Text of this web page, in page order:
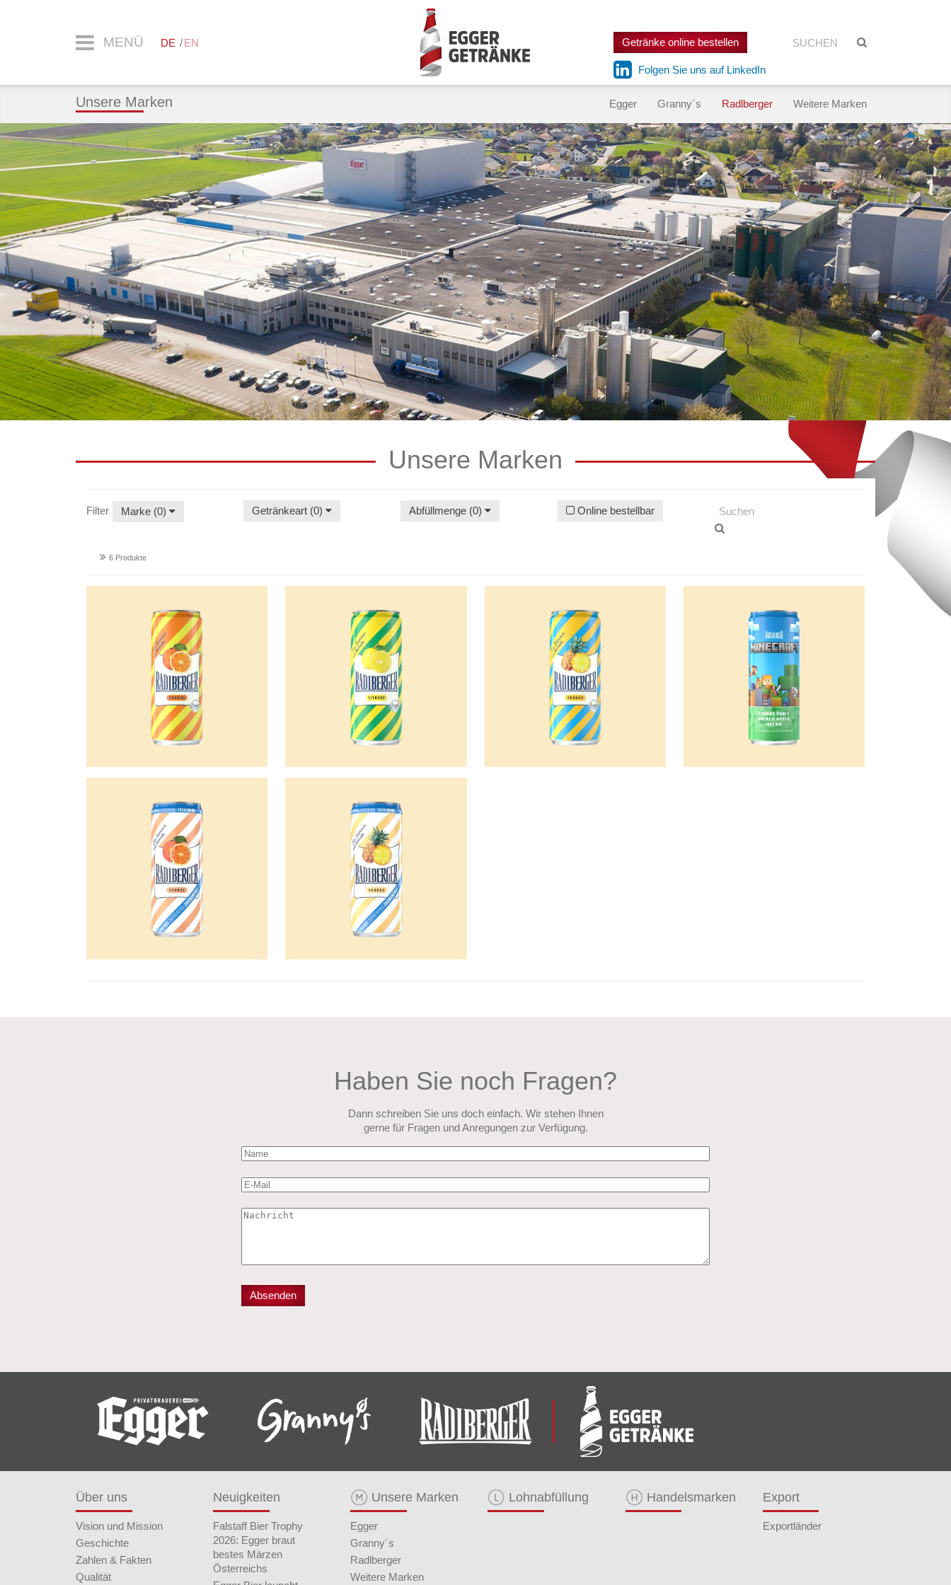
MENÜ DE EN Suchen:
Getränke online bestellen
Folgen Sie uns auf LinkedIn
Unsere Marken Egger Granny´s Radlberger Weitere Marken
Unsere Marken
Filter Marke (0) Getränkeart (0) Abfüllmenge (0) Online bestellbar
6 Produkte
Haben Sie noch Fragen?
Dann schreiben Sie uns doch einfach. Wir stehen Ihnen
gerne für Fragen und Anregungen zur Verfügung.
Über uns
Vision und Mission
Geschichte
Zahlen & Fakten
Qualität
Neuigkeiten
Falstaff Bier Trophy
2026: Egger braut
bestes Märzen
Österreichs
Unsere Marken
Egger
Granny´s
Radlberger
Weitere Marken
Lohnabfüllung Handelsmarken Export
Exportländer